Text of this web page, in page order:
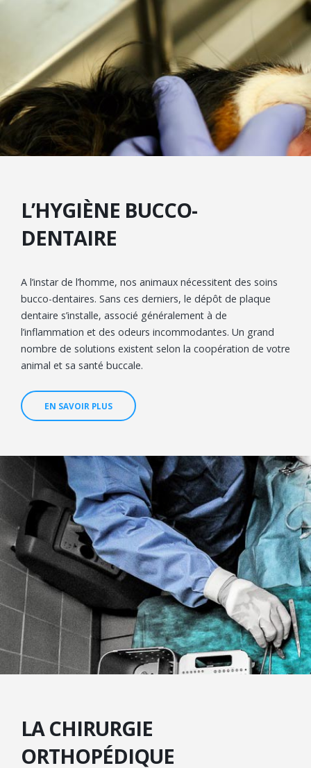
L’HYGIÈNE BUCCO-
DENTAIRE
A l’instar de l’homme, nos animaux nécessitent des soins
bucco-dentaires. Sans ces derniers, le dépôt de plaque
dentaire s’installe, associé généralement à de
l’inflammation et des odeurs incommodantes. Un grand
nombre de solutions existent selon la coopération de votre
animal et sa santé buccale.
EN SAVOIR PLUS
LA CHIRURGIE
ORTHOPÉDIQUE